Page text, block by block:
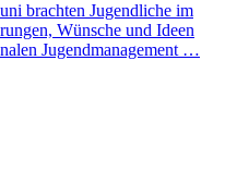
brachten Jugendliche im
Wünsche und Ideen
Jugendmanagement …